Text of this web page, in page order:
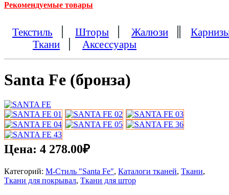
Рекомендуемые товары
Текстиль Шторы Жалюзи
Ткани
Аксессуары
Santa Fe (бронза)
Цена: 4 278.00₽
Категорий: М-Стиль "Santa Fe", Каталоги тканей, Ткани,
Ткани для покрывал, Ткани для штор